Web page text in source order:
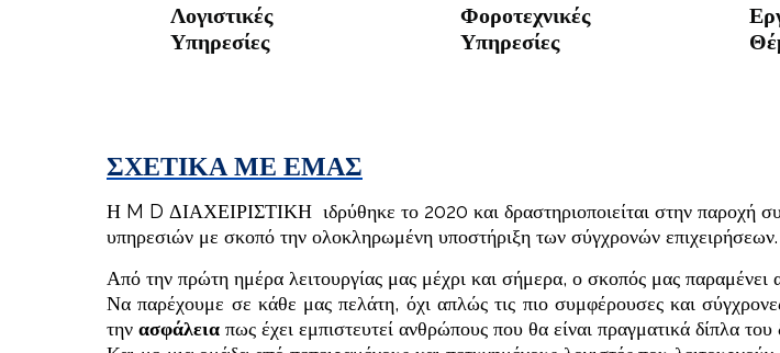
Λογιστικές
Υπηρεσίες
Φοροτεχνικές
Υπηρεσίες
ΣΧΕΤΙΚΑ ΜΕ ΕΜΑΣ
Η M D ΔΙΑΧΕΙΡΙΣΤΙΚΗ ιδρύθηκε το 2020 και δραστηριοποιείται στην παροχή
υπηρεσιών με σκοπό την ολοκληρωμένη υποστήριξη των σύγχρονών επιχειρήσεων.
Από την πρώτη ημέρα λειτουργίας μας μέχρι και σήμερα, ο σκοπός μας παραμένει
Να παρέχουμε σε κάθε μας πελάτη, όχι απλώς τις πιο συμφέρουσες και
την ασφάλεια πως έχει εμπιστευτεί ανθρώπους που θα είναι πραγματικά δίπλα του